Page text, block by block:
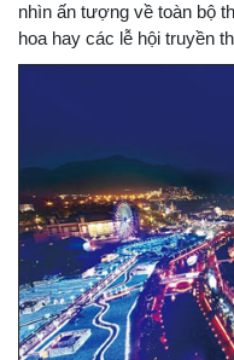
nhìn ấn tượng về toàn bộ
hoa hay các lễ hội truyền